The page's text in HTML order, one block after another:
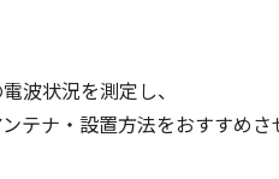
波状況を測定し、
テナ・設置方法をおすすめ